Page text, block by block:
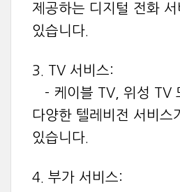
제공하는 디지털 전화
있습니다.
3. TV 서비스:
- 케이블 TV, 위성 TV
다양한 텔레비전 서비스
있습니다.
4. 부가 서비스: